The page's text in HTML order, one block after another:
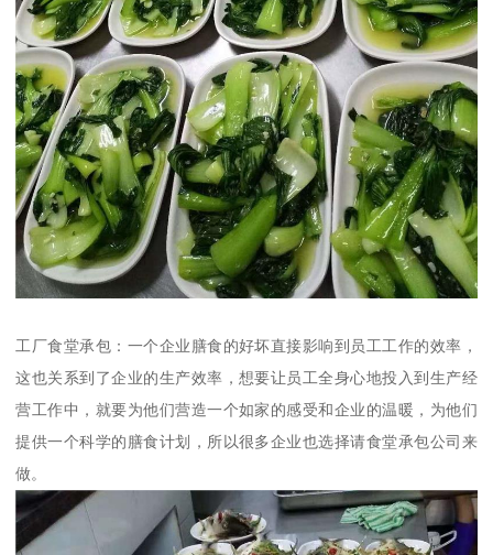
工厂食堂承包：一个企业膳食的好坏直接影响到员工工作的效率，
这也关系到了企业的生产效率，想要让员工全身心地投入到生产经
营工作中，就要为他们营造一个如家的感受和企业的温暖，为他们
提供一个科学的膳食计划，所以很多企业也选择请食堂承包公司来
做。